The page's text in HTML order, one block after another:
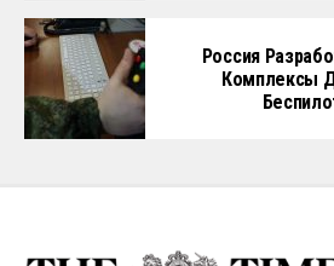
Россия
Комплексы